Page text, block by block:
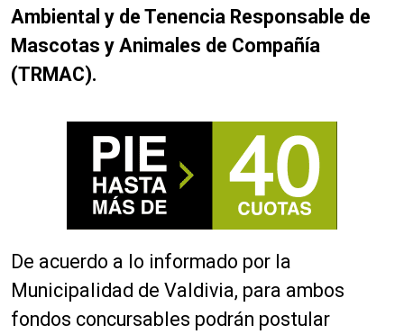
Ambiental y de Tenencia Responsable de
Mascotas y Animales de Compañía
(TRMAC).
De acuerdo a lo informado por la
Municipalidad de Valdivia, para ambos
fondos concursables podrán postular